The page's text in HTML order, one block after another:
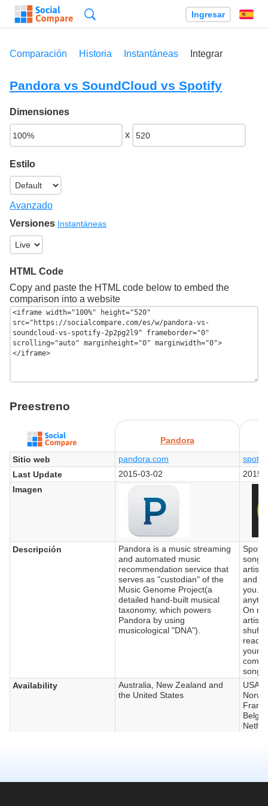
Ingresar
Comparación Historia Instantáneas Integrar
Pandora vs SoundCloud vs Spotify
Dimensiones
x
Estilo
Avanzado
Versiones Instantáneas
HTML Code
Copy and paste the HTML code below to embed the
comparison into a website
Preestreno